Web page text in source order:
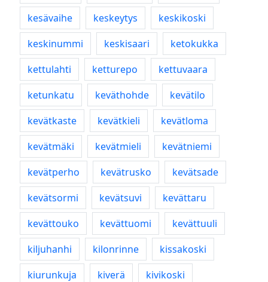
kesävaihe
keskeytys
keskikoski
keskinummi
keskisaari
ketokukka
kettulahti
ketturepo
kettuvaara
ketunkatu
keväthohde
kevätilo
kevätkaste
kevätkieli
kevätloma
kevätmäki
kevätmieli
kevätniemi
kevätperho
kevätrusko
kevätsade
kevätsormi
kevätsuvi
kevättaru
kevättouko
kevättuomi
kevättuuli
kiljuhanhi
kilonrinne
kissakoski
kiurunkuja
kiverä
kivikoski